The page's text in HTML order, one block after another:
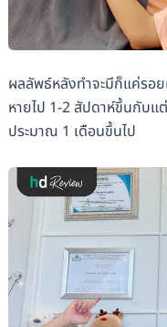
ผลลัพธ์หลังทำจะมีก็แค่รอ
หายไป 1-2 สัปดาห์ขึ้นกับแ
ประมาณ 1 เดือนขึ้นไป